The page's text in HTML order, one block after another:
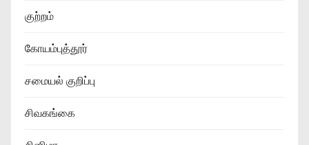
குற்றம்
கோயம்புத்தூர்
சமையல் குறிப்பு
சிவகங்கை